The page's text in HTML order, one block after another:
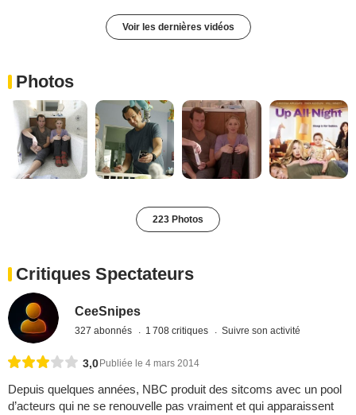
Voir les dernières vidéos
Photos
223 Photos
Critiques Spectateurs
CeeSnipes
327 abonnés 1 708 critiques Suivre son activité
3,0 Publiée le 4 mars 2014
Depuis quelques années, NBC produit des sitcoms avec un pool
d’acteurs qui ne se renouvelle pas vraiment et qui apparaissent